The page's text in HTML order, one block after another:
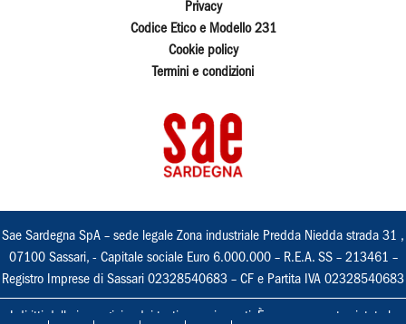
Privacy
Codice Etico e Modello 231
Cookie policy
Termini e condizioni
Sae Sardegna SpA – sede legale Zona industriale Predda Niedda strada 31 ,
07100 Sassari, - Capitale sociale Euro 6.000.000 – R.E.A. SS – 213461 –
Registro Imprese di Sassari 02328540683 – CF e Partita IVA 02328540683
I diritti delle immagini e dei testi sono riservati. È espressamente vietata la